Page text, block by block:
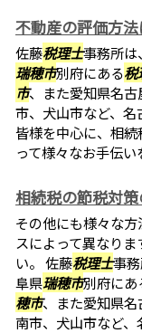
不動産の評価方
佐藤税理士事務所は
瑞穂市別府にある税
市、また愛知県名
市、犬山市など、
皆様を中心に、相
って様々なお手伝い
相続税の節税対
その他にも様々な
スによって異なり
い。 佐藤税理士事
阜県瑞穂市別府にあ
穂市、また愛知県
南市、犬山市など、